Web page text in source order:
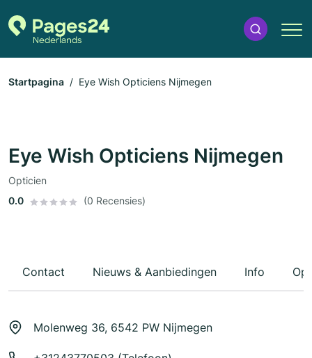
Startpagina Eye Wish Opticiens Nijmegen
Eye Wish Opticiens Nijmegen
Opticien
0.0
(0 Recensies)
Contact Nieuws & Aanbiedingen Info
Molenweg 36, 6542 PW Nijmegen